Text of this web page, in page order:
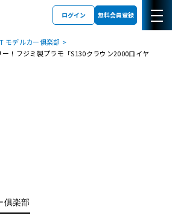
ログイン 無料会員登録
モデルカー俱楽部
！フジミ製プラモ「S130クラウン2000ロイヤ
俱楽部